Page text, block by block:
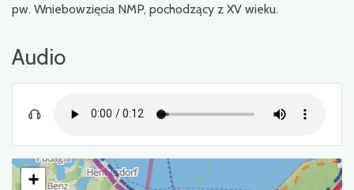
pw. Wniebowzięcia NMP, pochodzący z XV wieku.
Audio
+